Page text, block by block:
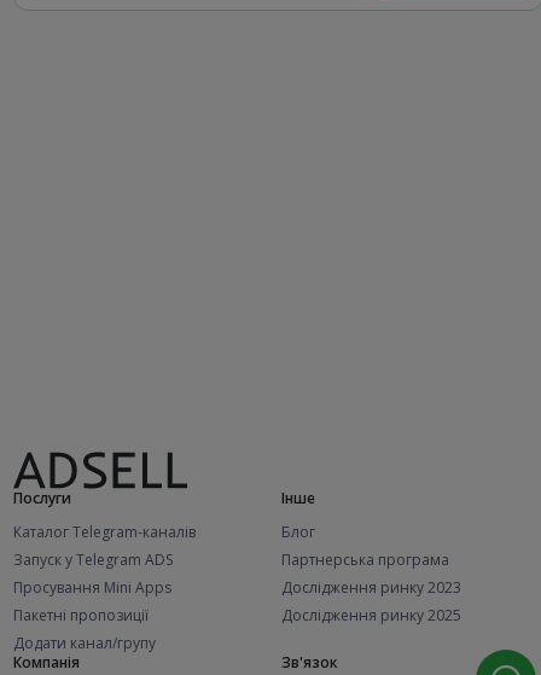
Послуги
Каталог Telegram-каналів
Запуск у Telegram ADS
Просування Mini Apps
Пакетні пропозиції
Додати канал/групу
Інше
Блог
Партнерська програма
Дослідження ринку 2023
Дослідження ринку 2025
Компанія
Зв'язок